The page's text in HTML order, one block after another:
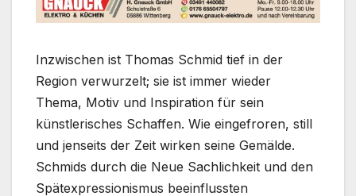
Inzwischen ist Thomas Schmid tief in der
Region verwurzelt; sie ist immer wieder
Thema, Motiv und Inspiration für sein
künstlerisches Schaffen. Wie eingefroren, still
und jenseits der Zeit wirken seine Gemälde.
Schmids durch die Neue Sachlichkeit und den
Spätexpressionismus beeinflussten